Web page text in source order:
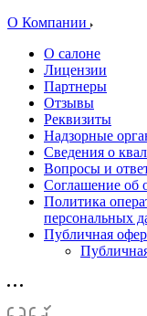
О Компании
О салоне
Лицензии
Партнеры
Отзывы
Реквизиты
Надзорные
Сведения о
Вопросы и
Соглашение об
Политика
персональных
Публичная